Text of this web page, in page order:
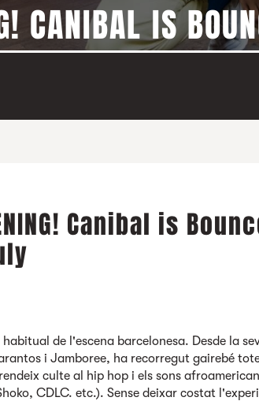
CANIBAL IS
Canibal is
habitual de l'escena barcelonesa. Desde la
i Jamboree, ha recorregut gairebé
culte al hip hop i els sons
CDLC. etc.). Sense deixar costat